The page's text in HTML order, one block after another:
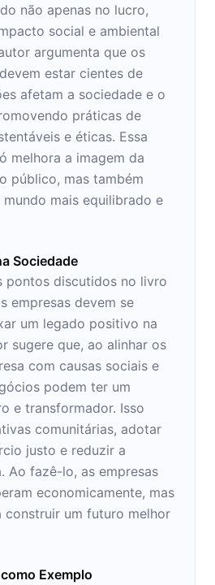
não apenas no lucro,
social e ambiental
argumenta que os
estar cientes de
afetam a sociedade e o
práticas de
e éticas. Essa
melhora a imagem da
público, mas também
mais equilibrado e
Sociedade
pontos discutidos no livro
empresas devem se
um legado positivo na
sugere que, ao alinhar os
com causas sociais e
podem ter um
e transformador. Isso
comunitárias, adotar
justo e reduzir a
Ao fazê-lo, as empresas
economicamente, mas
construir um futuro melhor
Exemplo